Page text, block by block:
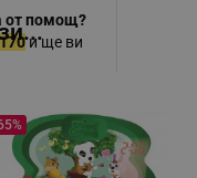
от помощ?
и ще ви